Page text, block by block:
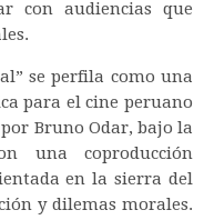
con audiencias que
se perfila como una
para el cine peruano
Bruno Odar, bajo la
una coproducción
en la sierra del
y dilemas morales.